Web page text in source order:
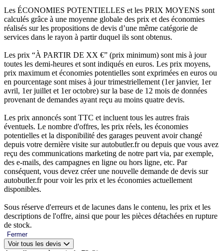
Les ÉCONOMIES POTENTIELLES et les PRIX MOYENS sont
calculés grâce à une moyenne globale des prix et des économies
réalisés sur les propositions de devis d’une même catégorie de
services dans le rayon à partir duquel ils sont obtenus.
Les prix “À PARTIR DE XX €” (prix minimum) sont mis à jour
toutes les demi-heures et sont indiqués en euros. Les prix moyens,
prix maximum et économies potentielles sont exprimées en euros ou
en pourcentage sont mises à jour trimestriellement (1er janvier, 1er
avril, 1er juillet et 1er octobre) sur la base de 12 mois de données
provenant de demandes ayant reçu au moins quatre devis.
Les prix annoncés sont TTC et incluent tous les autres frais
éventuels. Le nombre d'offres, les prix réels, les économies
potentielles et la disponibilité des garages peuvent avoir changé
depuis votre dernière visite sur autobutler.fr ou depuis que vous avez
reçu des communications marketing de notre part via, par exemple,
des e-mails, des campagnes en ligne ou hors ligne, etc. Par
conséquent, vous devez créer une nouvelle demande de devis sur
autobutler.fr pour voir les prix et les économies actuellement
disponibles.
Sous réserve d'erreurs et de lacunes dans le contenu, les prix et les
descriptions de l'offre, ainsi que pour les pièces détachées en rupture
de stock.
Fermer
Voir tous les devis